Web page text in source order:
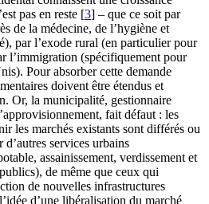
pas en reste [3] – que ce soit par
de la médecine, de l’hygiène et
par l’exode rural (en particulier pour
l’immigration (spécifiquement pour
Pour absorber cette demande
doivent être étendus et
Or, la municipalité, gestionnaire
fait défaut : les
les marchés existants sont différés ou
services urbains
assainissement, verdissement et
de même que ceux qui
de nouvelles infrastructures
d’une libéralisation du marché